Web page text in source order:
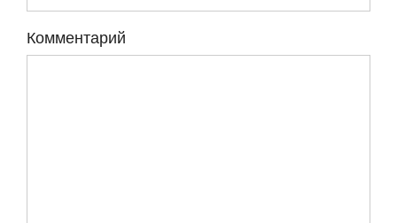
Комментарий